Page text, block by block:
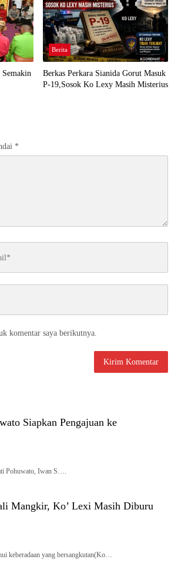
Semakin
Berita
Berkas Perkara Sianida Gorut Masuk
P-19,Sosok Ko Lexy Masih Misterius
*
komentar saya berikutnya.
Siapkan Pengajuan ke
Pohuwato, Iwan S….
Mangkir, Ko’ Lexi Masih Diburu
keberadaan yang bersangkutan(Ko…